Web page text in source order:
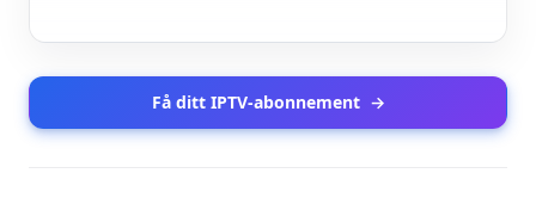
Få ditt IPTV-abonnement →